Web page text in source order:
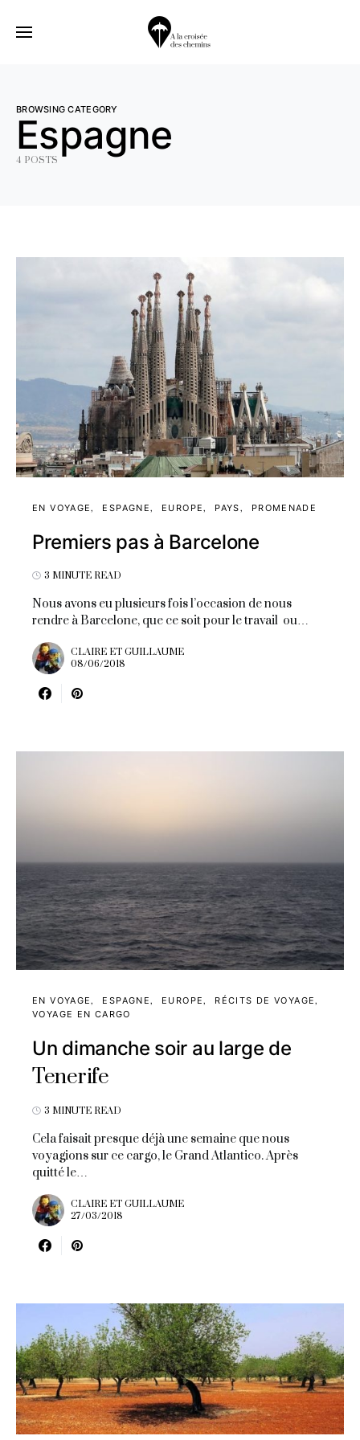
BROWSING CATEGORY
Espagne
4 POSTS
EN VOYAGE ESPAGNE EUROPE PAYS PROMENADE
Premiers pas à Barcelone
3 MINUTE READ
Nous avons eu plusieurs fois l’occasion de nous
rendre à Barcelone, que ce soit pour le travail ou…
CLAIRE ET GUILLAUME
08/06/2018
EN VOYAGE ESPAGNE EUROPE
RÉCITS DE VOYAGE
VOYAGE EN CARGO
Un dimanche soir au large de
Tenerife
3 MINUTE READ
Cela faisait presque déjà une semaine que nous
voyagions sur ce cargo, le Grand Atlantico. Après
quitté le…
CLAIRE ET GUILLAUME
27/03/2018